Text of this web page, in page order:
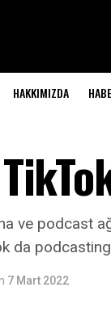
HAKKIMIZDA
ve podcast
da podcasting
7 Mart 2022